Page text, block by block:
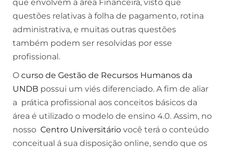
que envolvem a área Financeira, visto que
questões relativas à folha de pagamento, rotina
administrativa, e muitas outras questões
também podem ser resolvidas por esse
profissional.
O curso de Gestão de Recursos Humanos da
UNDB possui um viés diferenciado. A fim de aliar
a prática profissional aos conceitos básicos da
área é utilizado o modelo de ensino 4.0. Assim, no
nosso Centro Universitário você terá o conteúdo
conceitual á sua disposição online, sendo que os